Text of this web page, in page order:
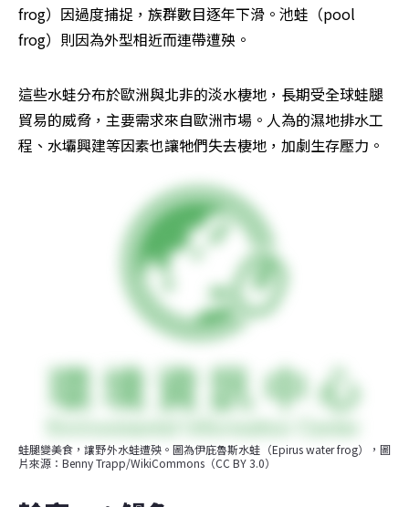
frog）因過度捕捉，族群數目逐年下滑。池蛙（pool
frog）則因為外型相近而連帶遭殃。
這些水蛙分布於歐洲與北非的淡水棲地，長期受全球蛙腿
貿易的威脅，主要需求來自歐洲市場。人為的濕地排水工
程、水壩興建等因素也讓牠們失去棲地，加劇生存壓力。
蛙腿變美食，讓野外水蛙遭殃。圖為伊庇魯斯水蛙（Epirus water frog），圖
片來源：Benny Trapp/WikiCommons（CC BY 3.0）